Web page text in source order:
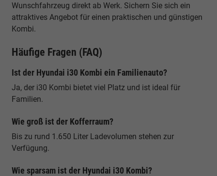
Wunschfahrzeug direkt ab Werk. Sichern Sie sich ein
attraktives Angebot für einen praktischen und günstigen
Kombi.
Häufige Fragen (FAQ)
Ist der Hyundai i30 Kombi ein Familienauto?
Ja, der i30 Kombi bietet viel Platz und ist ideal für
Familien.
Wie groß ist der Kofferraum?
Bis zu rund 1.650 Liter Ladevolumen stehen zur
Verfügung.
Wie sparsam ist der Hyundai i30 Kombi?